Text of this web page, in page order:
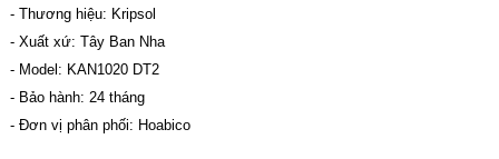
- Thương hiệu: Kripsol
- Xuất xứ: Tây Ban Nha
- Model: KAN1020 DT2
- Bảo hành: 24 tháng
- Đơn vị phân phối: Hoabico